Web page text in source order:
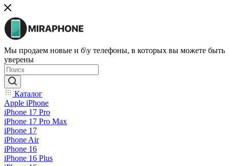
Мы продаем новые и б\у телефоны, в которых вы можете быть
уверены
Каталог
Apple iPhone
iPhone 17 Pro
iPhone 17 Pro Max
iPhone 17
iPhone Air
iPhone 16
iPhone 16 Plus